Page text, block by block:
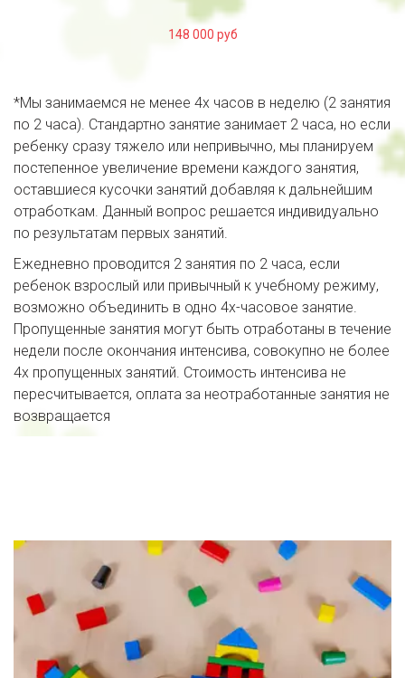
148 000 руб
*Мы занимаемся не менее 4х часов в неделю (2 занятия
по 2 часа). Стандартно занятие занимает 2 часа, но если
ребенку сразу тяжело или непривычно, мы планируем
постепенное увеличение времени каждого занятия,
оставшиеся кусочки занятий добавляя к дальнейшим
отработкам. Данный вопрос решается индивидуально
по результатам первых занятий.
Ежедневно проводится 2 занятия по 2 часа, если
ребенок взрослый или привычный к учебному режиму,
возможно объединить в одно 4х-часовое занятие.
Пропущенные занятия могут быть отработаны в течение
недели после окончания интенсива, совокупно не более
4х пропущенных занятий. Стоимость интенсива не
пересчитывается, оплата за неотработанные занятия не
возвращается